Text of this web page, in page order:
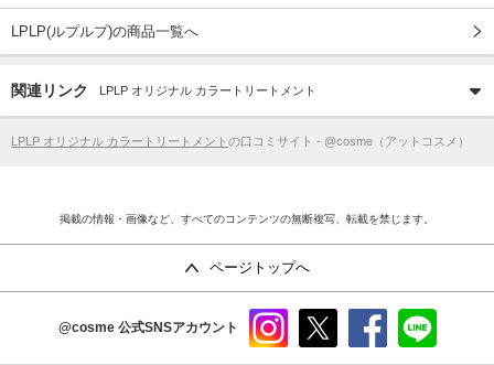
LPLP(ルプルプ)の商品一覧へ
関連リンク LPLP オリジナル カラートリートメント
LPLP オリジナル カラートリートメント の口コミサイト - @cosme（アットコスメ）
掲載の情報・画像など、すべてのコンテンツの無断複写、転載を禁じます。
ページトップへ
@cosme 公式SNSアカウント